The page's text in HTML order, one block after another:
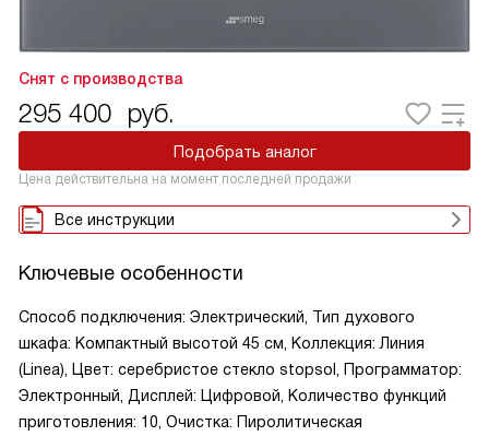
Снят с производства
295 400 руб.
Подобрать аналог
Цена действительна на момент последней продажи
Все инструкции
Ключевые особенности
Способ подключения: Электрический, Тип духового
шкафа: Компактный высотой 45 см, Коллекция: Линия
(Linea), Цвет: серебристое стекло stopsol, Программатор:
Электронный, Дисплей: Цифровой, Количество функций
приготовления: 10, Очистка: Пиролитическая